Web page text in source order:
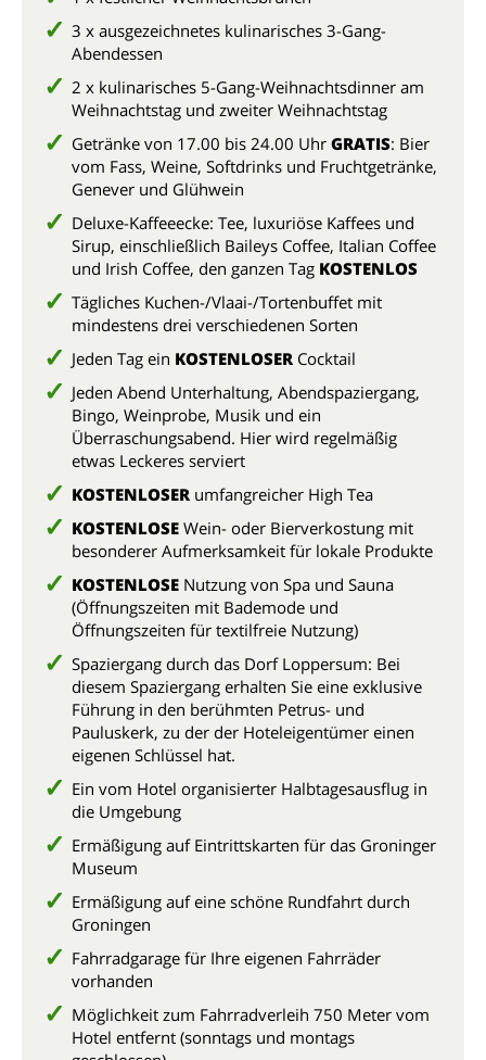
3 x ausgezeichnetes kulinarisches 3-Gang-
Abendessen
2 x kulinarisches 5-Gang-Weihnachtsdinner am
Weihnachtstag und zweiter Weihnachtstag
Getränke von 17.00 bis 24.00 Uhr GRATIS: Bier
vom Fass, Weine, Softdrinks und Fruchtgetränke,
Genever und Glühwein
Deluxe-Kaffeeecke: Tee, luxuriöse Kaffees und
Sirup, einschließlich Baileys Coffee, Italian Coffee
und Irish Coffee, den ganzen Tag KOSTENLOS
Tägliches Kuchen-/Vlaai-/Tortenbuffet mit
mindestens drei verschiedenen Sorten
Jeden Tag ein KOSTENLOSER Cocktail
Jeden Abend Unterhaltung, Abendspaziergang,
Bingo, Weinprobe, Musik und ein
Überraschungsabend. Hier wird regelmäßig
etwas Leckeres serviert
KOSTENLOSER umfangreicher High Tea
KOSTENLOSE Wein- oder Bierverkostung mit
besonderer Aufmerksamkeit für lokale Produkte
KOSTENLOSE Nutzung von Spa und Sauna
(Öffnungszeiten mit Bademode und
Öffnungszeiten für textilfreie Nutzung)
Spaziergang durch das Dorf Loppersum: Bei
diesem Spaziergang erhalten Sie eine exklusive
Führung in den berühmten Petrus- und
Pauluskerk, zu der der Hoteleigentümer einen
eigenen Schlüssel hat.
Ein vom Hotel organisierter Halbtagesausflug in
die Umgebung
Ermäßigung auf Eintrittskarten für das Groninger
Museum
Ermäßigung auf eine schöne Rundfahrt durch
Groningen
Fahrradgarage für Ihre eigenen Fahrräder
vorhanden
Möglichkeit zum Fahrradverleih 750 Meter vom
Hotel entfernt (sonntags und montags